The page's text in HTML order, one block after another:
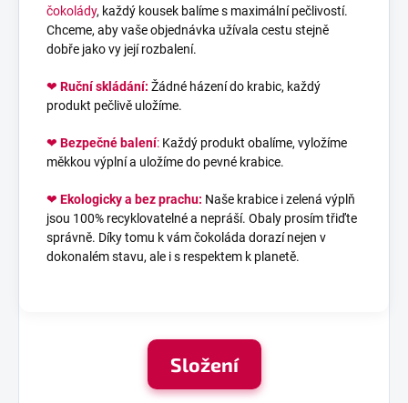
čokolády, každý kousek balíme s maximální pečlivostí.
Chceme, aby vaše objednávka užívala cestu stejně
dobře jako vy její rozbalení.
❤ Ruční skládání: Žádné házení do krabic, každý
produkt pečlivě uložíme.
❤ Bezpečné balení: Každý produkt obalíme, vyložíme
měkkou výplní a uložíme do pevné krabice.
❤ Ekologicky a bez prachu: Naše krabice i zelená výplň
jsou 100% recyklovatelné a nepráší. Obaly prosím třiďte
správně. Díky tomu k vám čokoláda dorazí nejen v
dokonalém stavu, ale i s respektem k planetě.
Složení